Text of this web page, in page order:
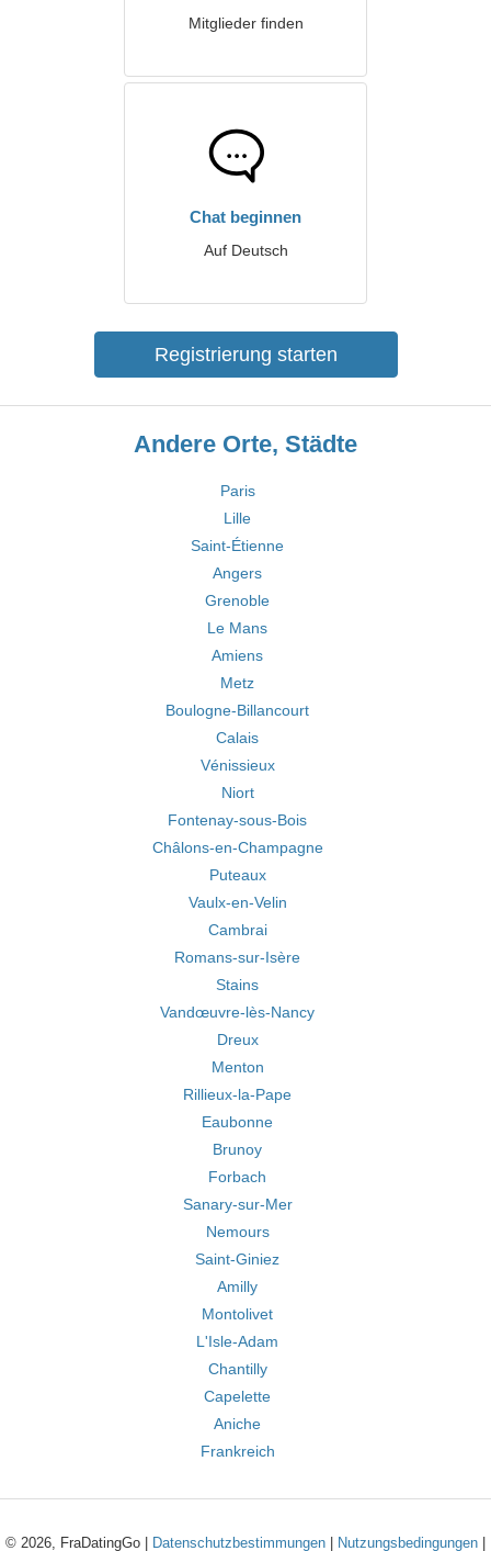
Mitglieder finden
Chat beginnen
Auf Deutsch
Registrierung starten
Andere Orte, Städte
Paris
Lille
Saint-Étienne
Angers
Grenoble
Le Mans
Amiens
Metz
Boulogne-Billancourt
Calais
Vénissieux
Niort
Fontenay-sous-Bois
Châlons-en-Champagne
Puteaux
Vaulx-en-Velin
Cambrai
Romans-sur-Isère
Stains
Vandœuvre-lès-Nancy
Dreux
Menton
Rillieux-la-Pape
Eaubonne
Brunoy
Forbach
Sanary-sur-Mer
Nemours
Saint-Giniez
Amilly
Montolivet
L'Isle-Adam
Chantilly
Capelette
Aniche
Frankreich
© 2026, FraDatingGo | Datenschutzbestimmungen Nutzungsbedingungen